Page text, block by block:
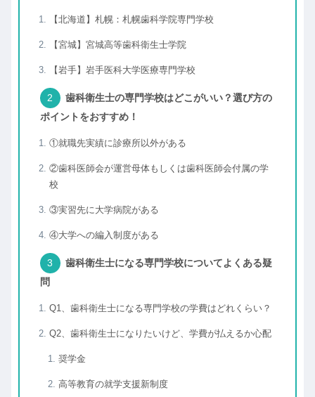
【北海道】札幌：札幌歯科学院専門学校
【宮城】宮城高等歯科衛生士学院
【岩手】岩手医科大学医療専門学校
歯科衛生士の専門学校はどこがいい？選び方の
ポイントをおすすめ！
①就職先実績に診療所以外がある
②歯科医師会が運営母体もしくは歯科医師会付属の学
校
③実習先に大学病院がある
④大学への編入制度がある
歯科衛生士になる専門学校についてよくある疑
問
Q1、歯科衛生士になる専門学校の学費はどれくらい？
Q2、歯科衛生士になりたいけど、学費が払えるか心配
奨学金
高等教育の就学支援新制度